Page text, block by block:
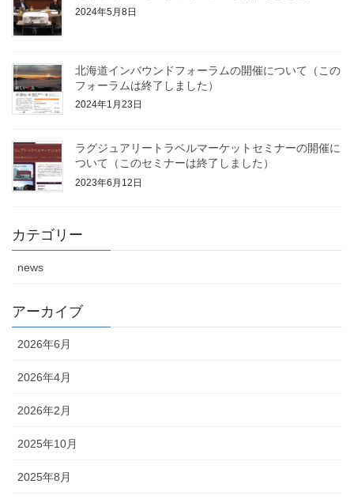
2024年5月8日
北海道インバウンドフォーラムの開催について（この
フォーラムは終了しました）
2024年1月23日
ラグジュアリートラベルマーケットセミナーの開催に
ついて（このセミナーは終了しました）
2023年6月12日
カテゴリー
news
アーカイブ
2026年6月
2026年4月
2026年2月
2025年10月
2025年8月